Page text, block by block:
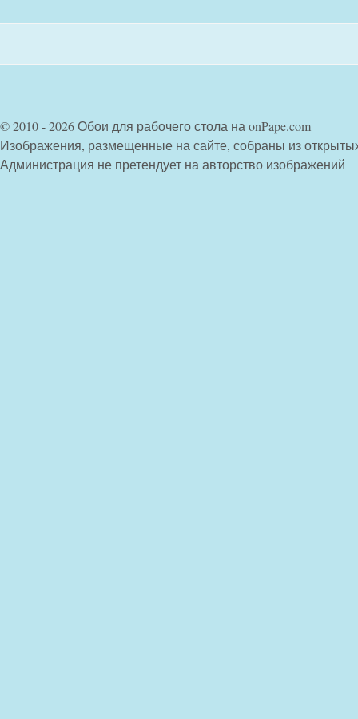
© 2010 - 2026 Обои для рабочего стола на onPape.com
Изображения, размещенные на сайте, собраны из
Администрация не претендует на авторство изображений